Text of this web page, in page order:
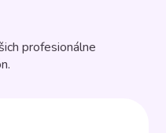
profesionálne